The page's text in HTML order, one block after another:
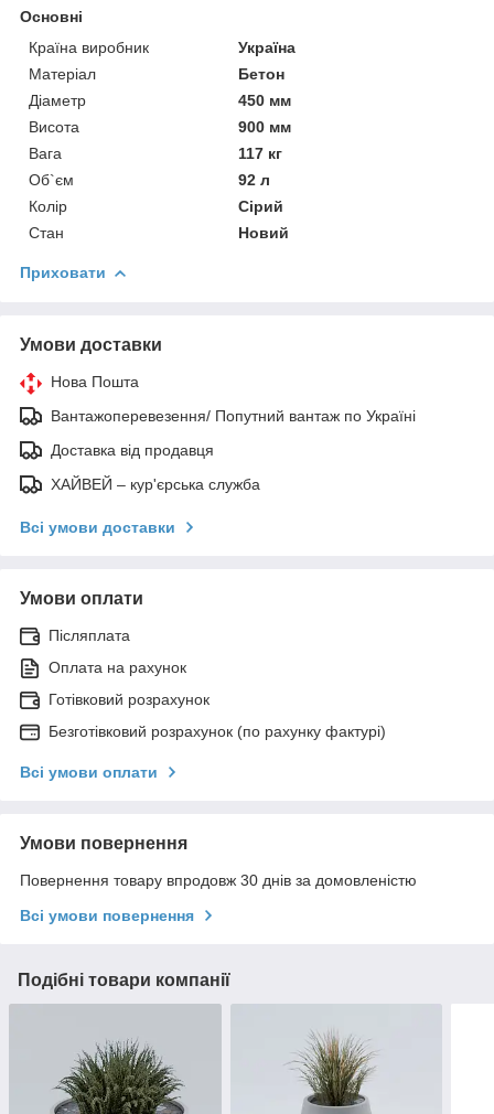
Основні
Країна виробник
Україна
Матеріал
Бетон
Діаметр
450 мм
Висота
900 мм
Вага
117 кг
Об`єм
92 л
Колір
Сірий
Стан
Новий
Приховати
Умови доставки
Нова Пошта
Вантажоперевезення/ Попутний вантаж по Україні
Доставка від продавця
ХАЙВЕЙ – кур'єрська служба
Всі умови доставки
Умови оплати
Післяплата
Оплата на рахунок
Готівковий розрахунок
Безготівковий розрахунок (по рахунку фактурі)
Всі умови оплати
Умови повернення
Повернення товару впродовж 30 днів за домовленістю
Всі умови повернення
Подібні товари компанії